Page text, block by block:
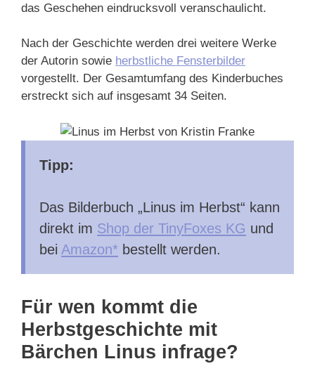
das Geschehen eindrucksvoll veranschaulicht.
Nach der Geschichte werden drei weitere Werke
der Autorin sowie herbstliche Fensterbilder
vorgestellt. Der Gesamtumfang des Kinderbuches
erstreckt sich auf insgesamt 34 Seiten.
Tipp:
Das Bilderbuch „Linus im Herbst“ kann
direkt im Shop der TinyFoxes KG und
bei Amazon* bestellt werden.
Für wen kommt die
Herbstgeschichte mit
Bärchen Linus infrage?